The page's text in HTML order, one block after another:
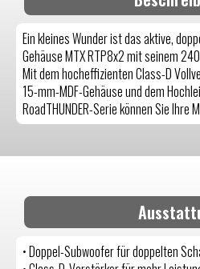
Ein kleines Wunder ist das aktive,
Gehäuse MTX RTP8x2 mit seinem
Mit dem hocheffizienten Class-D
15-mm-MDF-Gehäuse und dem
RoadTHUNDER-Serie können Sie Ihre
• Doppel-Subwoofer für doppelten